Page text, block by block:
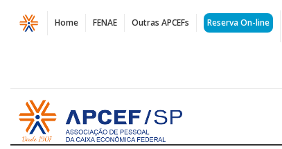
Página
Promoções
APCEF-
SP
Home FENAE Outras APCEFs Reserva On-line
Acessar
página
inicial